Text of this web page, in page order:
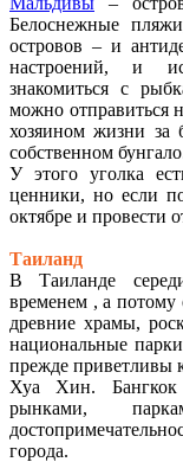
Белоснежные
островов – и
настроений, и
знакомиться с
можно отправиться
хозяином жизни за
собственном
У этого уголка
ценники, но если
октябре и провести
Таиланд
В Таиланде
временем , а
древние храмы,
национальные
прежде приветливы
Хуа Хин.
рынками,
города.